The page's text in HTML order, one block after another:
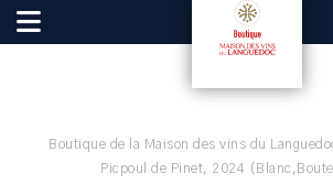
Boutique de la Maison des vins du
Picpoul de Pinet, 2024